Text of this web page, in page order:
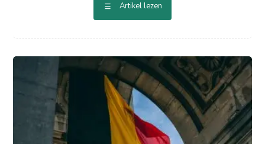
Artikel lezen